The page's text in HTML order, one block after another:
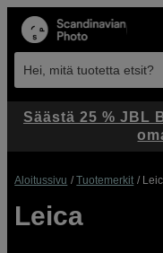
Hei, mitä tuotetta etsit?
Aloitussivu Tuotemerkit
Leica
Säästä 25 % JBL